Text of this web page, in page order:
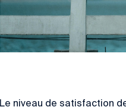
Le niveau de satisfaction